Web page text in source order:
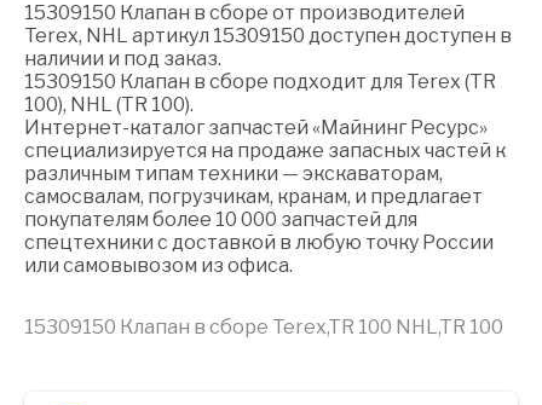
15309150 Клапан в сборе от производителей
Terex, NHL артикул 15309150 доступен доступен в
наличии и под заказ.
15309150 Клапан в сборе подходит для Terex (TR
100), NHL (TR 100).
Интернет-каталог запчастей «Майнинг Ресурс»
специализируется на продаже запасных частей к
различным типам техники — экскаваторам,
самосвалам, погрузчикам, кранам, и предлагает
покупателям более 10 000 запчастей для
спецтехники с доставкой в любую точку России
или самовывозом из офиса.
15309150 Клапан в сборе Terex,TR 100 NHL,TR 100